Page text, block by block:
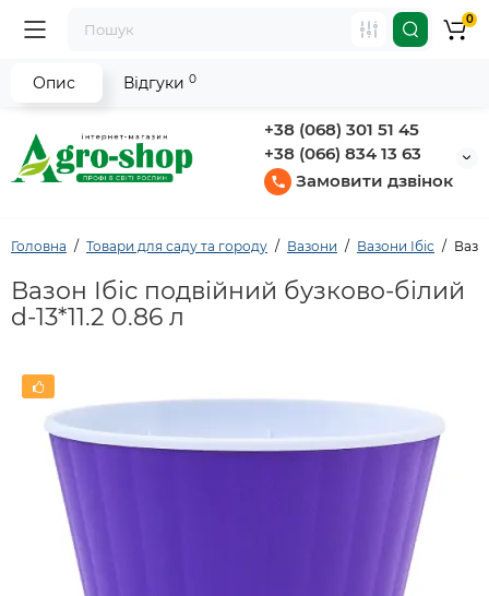
+38 (068) 301 51 45
+38 (066) 834 13 63
Замовити дзвінок
0
Головна Товари для саду та городу Вазони Вазони Ібіс
Вазон Ібіс подвійний бузково-білий
d-13*11.2 0.86 л
Опис Відгуки 0